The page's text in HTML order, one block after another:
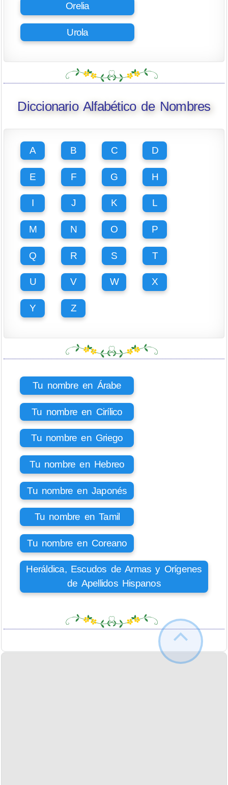
Orelia
Urola
Diccionario Alfabético de Nombres
A B C D
E F G H
I J K L
M N O P
Q R S T
U V W X
Y Z
Tu nombre en Árabe
Tu nombre en Cirílico
Tu nombre en Griego
Tu nombre en Hebreo
Tu nombre en Japonés
Tu nombre en Tamil
Tu nombre en Coreano
Heráldica, Escudos de Armas y Orígenes
de Apellidos Hispanos